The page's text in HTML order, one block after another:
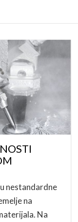
nestandardne
na
Na